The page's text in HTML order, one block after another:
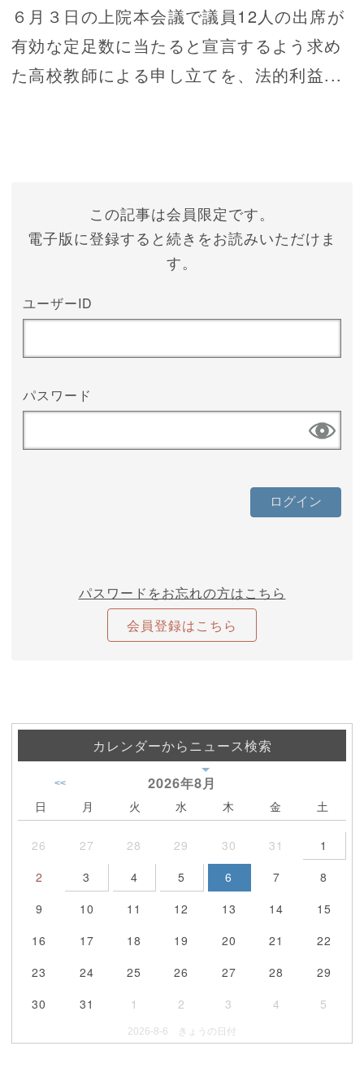
６月３日の上院本会議で議員12人の出席が
有効な定足数に当たると宣言するよう求め
た高校教師による申し立てを、法的利益...
この記事は会員限定です。
電子版に登録すると続きをお読みいただけま
す。
ユーザーID
パスワード
パスワードをお忘れの方はこちら
会員登録はこちら
カレンダーからニュース検索
2026年8月
<<
日 月 火 水 木 金 土
26 27 28 29 30 31
1
2
3 4 5 6 7
8
9
10 11 12 13 14
15
16
17 18 19 20 21
22
23
24 25 26 27 28
29
30
31 1 2 3 4 5
2026-8-6 きょうの日付